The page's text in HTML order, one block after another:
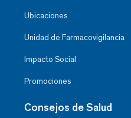
Ubicaciones
Unidad de Farmacovigilancia
Impacto Social
Promociones
Consejos de Salud